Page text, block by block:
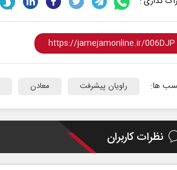
ها: راویان پیشرفت معادن
نظرات کاربرانسیاست‌های ضدایرانی
آمریکا تغییر نکرده است